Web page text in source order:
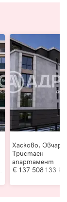
Хасково,
Тристаен
апартамент
137 508133